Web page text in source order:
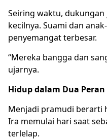
Seiring waktu,
kecilnya. Suami dan
penyemangat terbesar.
“Mereka bangga dan
ujarnya.
Hidup dalam Dua Peran
Menjadi pramudi berarti
Ira memulai hari saat
terlelap.